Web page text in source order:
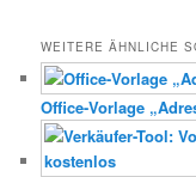
WEITERE ÄHNLICHE
Office-Vorlage